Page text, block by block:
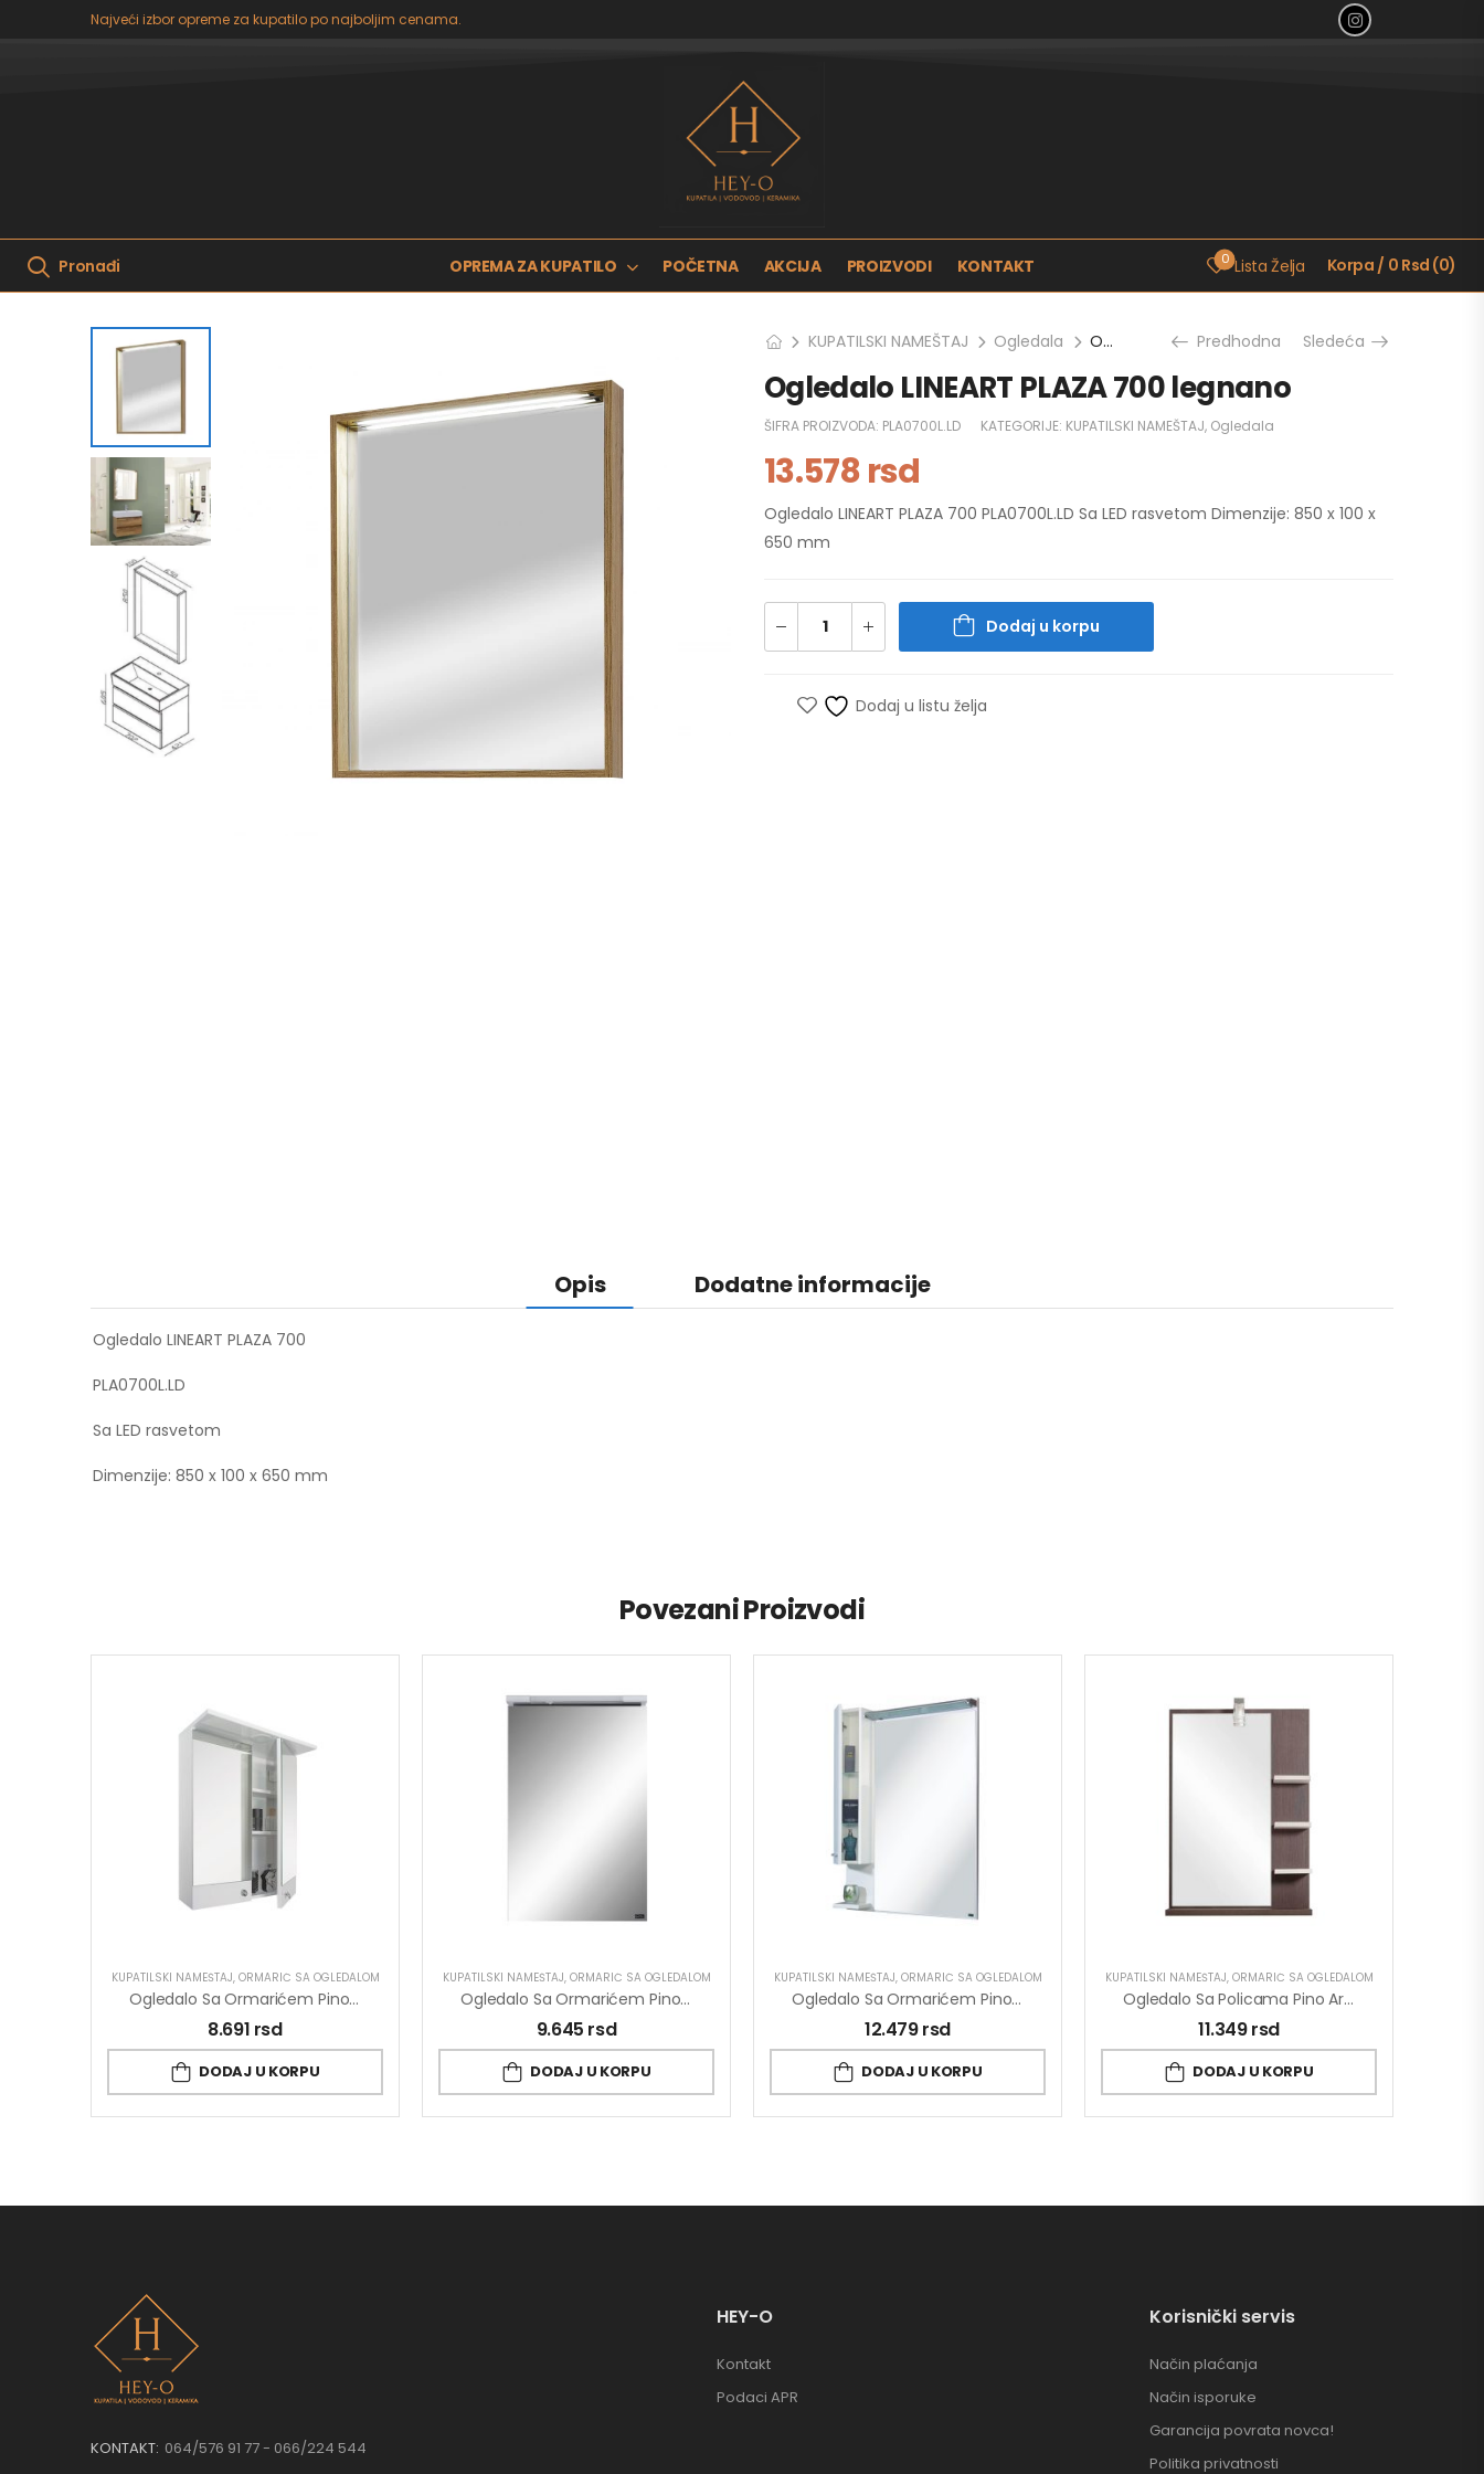
Najveći izbor opreme za kupatilo po najboljim cenama.
Pronađi OPREMA ZA KUPATILO POČETNA AKCIJA PROIZVODI KONTAKT 0 Lista Želja Korpa / 0 Rsd (0)
KUPATILSKI NAMEŠTAJ Ogledala Ogledalo LINEART PLAZA 700 legnano Predhodna Sledeća
Ogledalo LINEART PLAZA 700 legnano
ŠIFRA PROIZVODA: PLA0700L.LD KATEGORIJE: KUPATILSKI NAMEŠTAJ, Ogledala
13.578rsd
Ogledalo LINEART PLAZA 700 PLA0700L.LD Sa LED rasvetom Dimenzije: 850 x 100 x
650 mm
Dodaj u korpu
Dodaj u listu želja
Opis Dodatne informacije
Ogledalo LINEART PLAZA 700
PLA0700L.LD
Sa LED rasvetom
Dimenzije: 850 x 100 x 650 mm
Povezani Proizvodi
KUPATILSKI NAMEŠTAJ, ORMARIĆ SA OGLEDALOM
Ogledalo Sa Ormarićem Pino Art Link 0568 59.2cm
8.691 rsd
DODAJ U KORPU
KUPATILSKI NAMEŠTAJ, ORMARIĆ SA OGLEDALOM
Ogledalo Sa Ormarićem Pino Art Klasik 0143 45cm
9.645 rsd
DODAJ U KORPU
KUPATILSKI NAMEŠTAJ, ORMARIĆ SA OGLEDALOM
Ogledalo Sa Ormarićem Pino Art Klasik 0102 74.2cm
12.479rsd
DODAJ U KORPU
KUPATILSKI NAMEŠTAJ, ORMARIĆ SA OGLEDALOM
Ogledalo Sa Policama Pino Art Moka 0182 60cm
11.349rsd
DODAJ U KORPU
KONTAKT: 064/576 91 77 - 066/224 544
HEY-O
Kontakt
Podaci APR
Korisnički servis
Način plaćanja
Način isporuke
Garancija povrata novca!
Politika privatnosti